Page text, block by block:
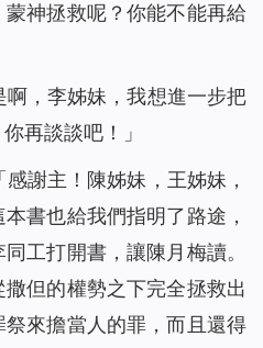
神拯救呢？你能不能再給
啊，李姊妹，我想進一步把
再談談吧！」
謝主！陳姊妹，王姊妹，
書也給我們指明了路途，
工打開書，讓陳月梅讀。
撒但的權勢之下完全拯救出
來擔當人的罪，而且還得